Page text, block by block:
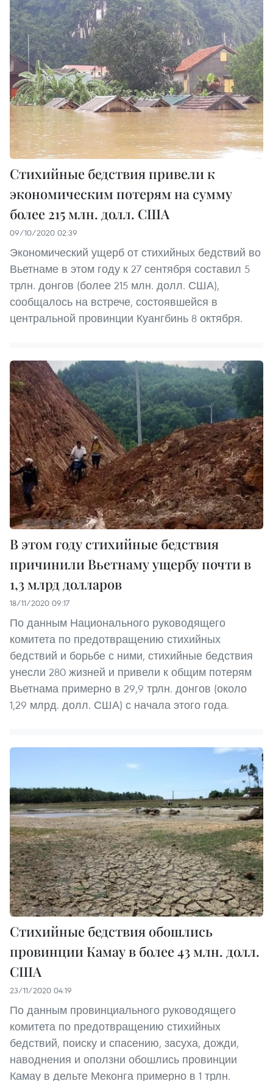
Стихийные бедствия привели к
экономическим потерям на сумму
более 215 млн. долл. США
09/10/2020 02:39
Экономический ущерб от стихийных бедствий во
Вьетнаме в этом году к 27 сентября составил 5
трлн. донгов (более 215 млн. долл. США),
сообщалось на встрече, состоявшейся в
центральной провинции Куангбинь 8 октября.
В этом году стихийные бедствия
причинили Вьетнаму ущербу почти в
1,3 млрд долларов
18/11/2020 09:17
По данным Национального руководящего
комитета по предотвращению стихийных
бедствий и борьбе с ними, стихийные бедствия
унесли 280 жизней и привели к общим потерям
Вьетнама примерно в 29,9 трлн. донгов (около
1,29 млрд. долл. США) с начала этого года.
Стихийные бедствия обошлись
провинции Камау в более 43 млн. долл.
США
23/11/2020 04:19
По данным провинциального руководящего
комитета по предотвращению стихийных
бедствий, поиску и спасению, засуха, дожди,
наводнения и оползни обошлись провинции
Камау в дельте Меконга примерно в 1 трлн.